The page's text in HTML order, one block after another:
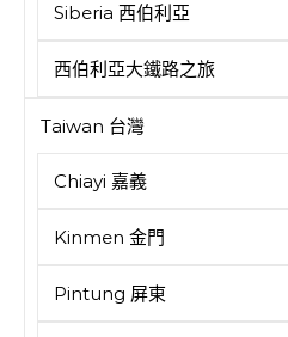
Siberia 西伯利亞
西伯利亞大鐵路之旅
Taiwan 台灣
Chiayi 嘉義
Kinmen 金門
Pintung 屏東